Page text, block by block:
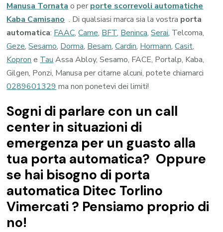
Manusa Tornatao per porte scorrevoli automatiche
Kaba Camisano . Di qualsiasi marca sia la vostra porta
automatica:FAAC,Came,BFT,Beninca,Serai, Telcoma,
Geze,Sesamo,Dorma,Besam,Cardin,Hormann,Casit,
KoproneTauAssa Abloy, Sesamo, FACE, Portalp, Kaba,
Gilgen, Ponzi, Manusa per citarne alcuni, potete chiamarci
0289601329ma non ponetevi dei limiti!
Sogni di parlare con un call
center in situazioni di
emergenza per un guasto alla
tua porta automatica? Oppure
se hai bisogno di porta
automatica Ditec Torlino
Vimercati ? Pensiamo proprio di
no!